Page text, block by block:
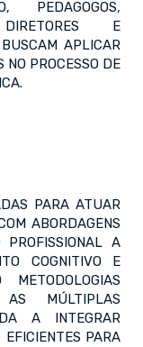
PEDAGOGOS,
E
APLICAR
NO PROCESSO DE
PARA ATUAR
ABORDAGENS
PROFISSIONAL A
COGNITIVO E
AS MÚLTIPLAS
A INTEGRAR
PARA